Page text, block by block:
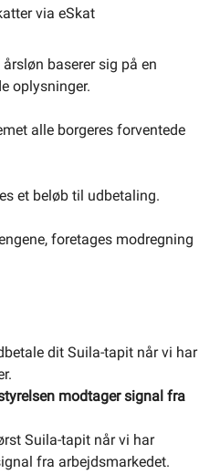
via eSkat
baserer sig på en
oplysninger.
alle borgeres forventede
et beløb til udbetaling.
foretages modregning
dit Suila-tapit når vi har
modtager signal fra
Suila-tapit når vi har
fra arbejdsmarkedet.